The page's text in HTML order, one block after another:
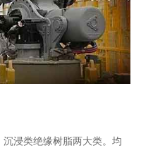
浸类绝缘树脂两大类。均